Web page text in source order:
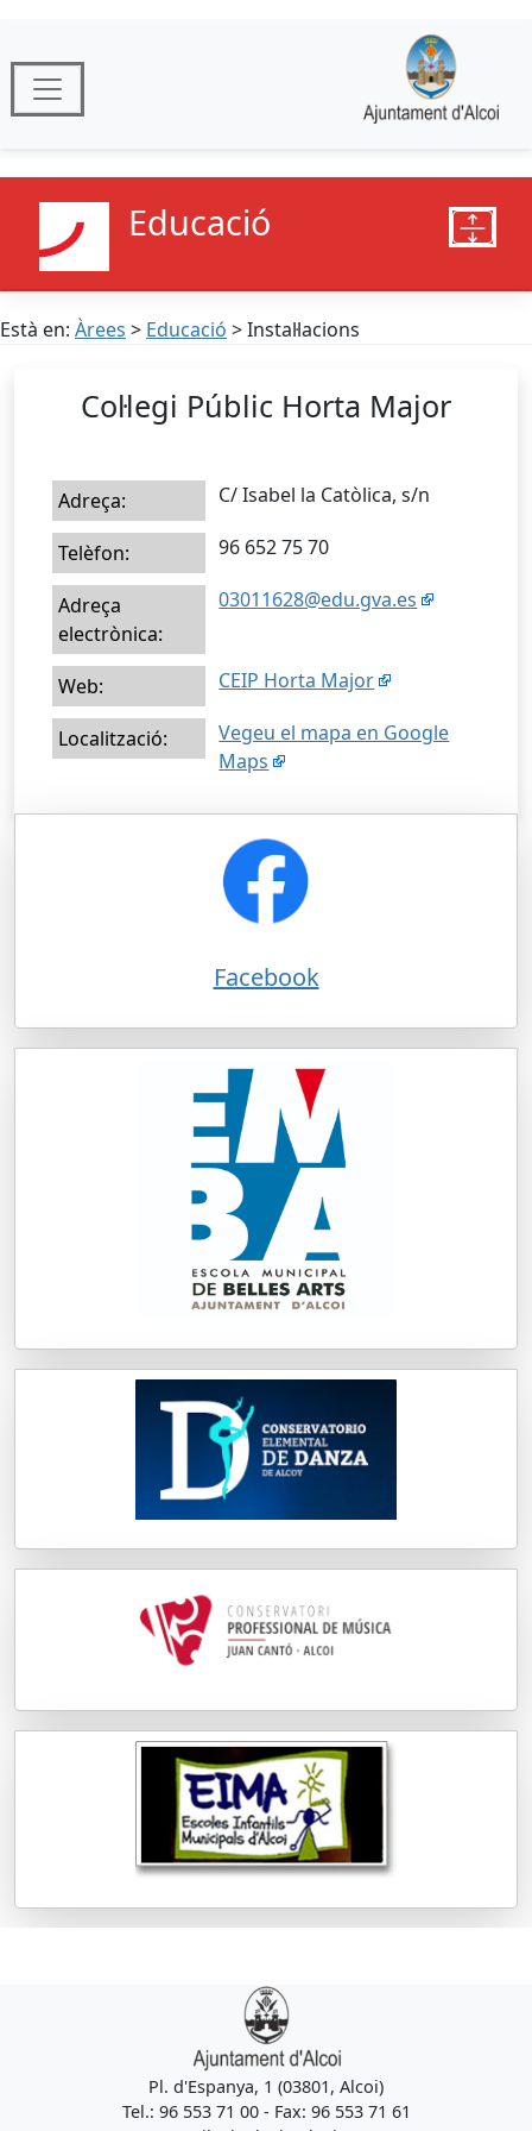
Educació
Està en: Àrees > Educació > Instal·lacions
Col·legi Públic Horta Major
Adreça: C/ Isabel la Catòlica, s/n
Telèfon: 96 652 75 70
Adreça
electrònica:
03011628@edu.gva.es
Web: CEIP Horta Major
Localització:
Vegeu el mapa en Google
Maps
Facebook
Pl. d'Espanya, 1 (03801, Alcoi)
Tel.: 96 553 71 00 - Fax: 96 553 71 61